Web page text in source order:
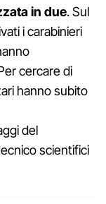
in due. Sul
i carabinieri
cercare di
hanno subito
del
scientifici